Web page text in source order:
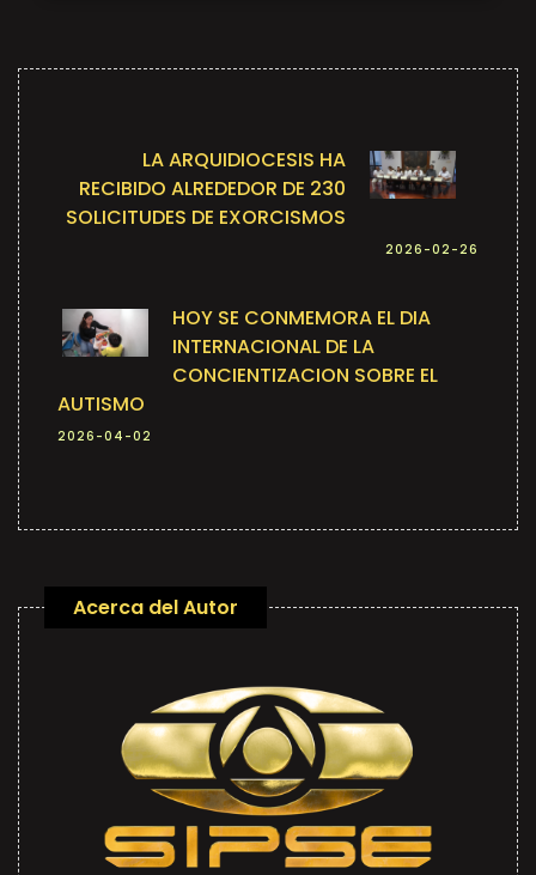
LA ARQUIDIOCESIS HA
RECIBIDO ALREDEDOR DE 230
SOLICITUDES DE EXORCISMOS
2026-02-26
HOY SE CONMEMORA EL DIA
INTERNACIONAL DE LA
CONCIENTIZACION SOBRE EL
AUTISMO
2026-04-02
Acerca del Autor